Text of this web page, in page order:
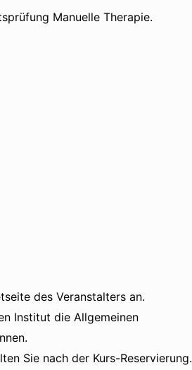
Manuelle Therapie.
des Veranstalters an.
Institut die Allgemeinen
Sie nach der Kurs-Reservierung.